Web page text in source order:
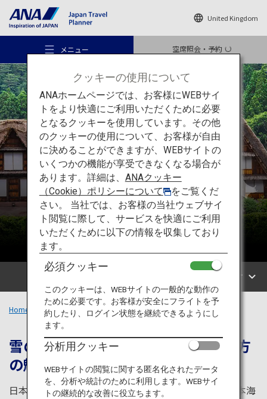
United Kingdom
メニュー 空席照会・予約
おすすめの旅
旅のアイデア
行き先
旅のお役立ち情報
ANA サービス
中部
エリアで探す
Home 中部エリア
雪の多いエリアと温暖なエリア、両方
の魅力が満載
日本列島が東西にわかれる位置にある中部エリア。日本海
クッキーの使用について
ANAホームページでは、お客様にWEBサイ
トをより快適にご利用いただくために必要
となるクッキーを使用しています。その他
のクッキーの使用について、お客様が自由
に決めることができますが、WEBサイトの
いくつかの機能が享受できなくなる場合が
あります。詳細は、 ANAクッキー
（Cookie）ポリシーについて
をご覧くだ
さい。 当社では、お客様の当社ウェブサイ
ト閲覧に際して、サービスを快適にご利用
いただくために以下の情報を収集しており
ます。
必須クッキー
このクッキーは、WEBサイトの一般的な動作の
ために必要です。お客様が安全にフライトを予
約したり、ログイン状態を継続できるようにし
ます。
分析用クッキー
WEBサイトの閲覧に関する匿名化されたデータ
を、分析や統計のために利用します。WEBサイ
トの継続的な改善に役立ちます。